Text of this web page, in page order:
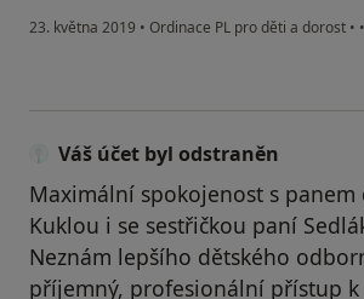
23. května 2019 • Ordinace PL pro děti a dorost • •
Váš účet byl odstraněn
Maximální spokojenost s panem
Kuklou i se sestřičkou paní
Neznám lepšího dětského
příjemný, profesionální přístup k